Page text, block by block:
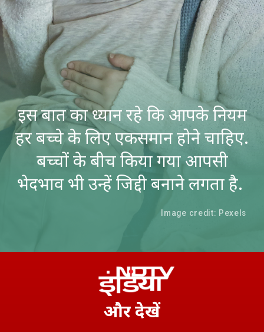
Image credit: Pexels
इस बात का ध्यान रहे कि आपके नियम
हर बच्चे के लिए एकसमान होने चाहिए.
बच्चों के बीच किया गया आपसी
भेदभाव भी उन्हें जिद्दी बनाने लगता है.
औरदेखें